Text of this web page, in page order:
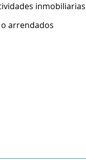
arrendados